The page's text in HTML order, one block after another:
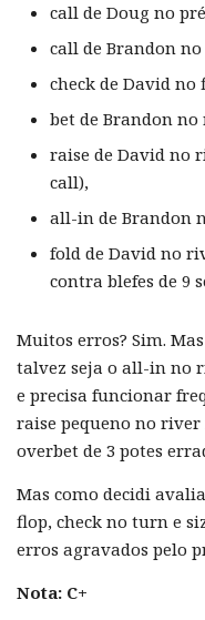
call de Doug no
call de Brandon
check de David
bet de Brandon
raise de David no
call),
all-in de Brandon
fold de David no
contra blefes de 9
Muitos erros? Sim.
talvez seja o all-in no
e precisa funcionar
raise pequeno no
overbet de 3 potes
Mas como decidi
flop, check no turn e
erros agravados pelo
Nota: C+